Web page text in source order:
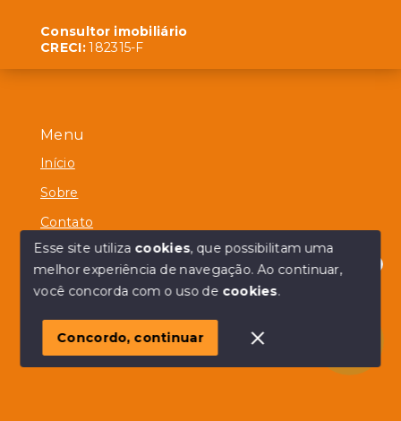
Olá! em posso ajudar?
Menu
Início
Sobre
Contato
© Copyright 2026 - Alberico Simões - Todos os direitos
SITE PARA IMOBILIARIA
Consultor imobiliário
CRECI:182315-F
Esse site utiliza cookies, que possibilitam uma
melhor experiência de navegação.Ao continuar,
você concorda com o uso de cookies.
Concordo, continuar